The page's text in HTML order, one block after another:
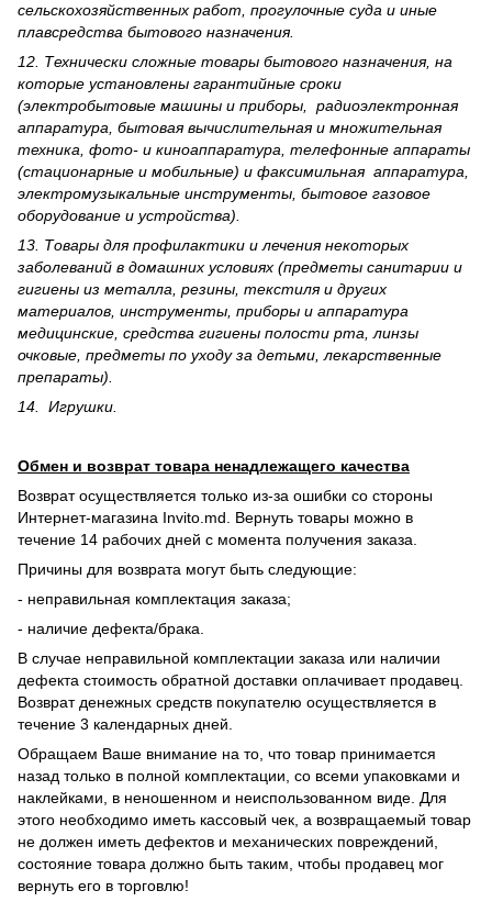
сельскохозяйственных работ, прогулочные суда и иные
плавсредства бытового назначения.
12. Технически сложные товары бытового назна­чения, на
которые установлены гарантийные сроки
(электробытовые машины и приборы, радиоэлектронная
аппаратура, бытовая вычислительная и множительная
техника, фото- и киноаппаратура, телефонные аппараты
(стационарные и мобильные) и факсимильная аппаратура,
электрому­зыкальные инструменты, бытовое газовое
оборудование и устройства).
13. Товары для профилактики и лечения некоторых
заболеваний в домашних условиях (предметы санитарии и
гигиены из металла, резины, текстиля и других
материалов, инструменты, приборы и аппаратура
медицинские, средства гигиены полости рта, линзы
очковые, предметы по уходу за детьми, лекарственные
препараты).
14. Игрушки.
Обмен и возврат товара ненадлежащего качества
Возврат осуществляется только из-за ошибки со стороны
Интернет-магазина Invito.md. Вернуть товары можно в
течение 14 рабочих дней с момента получения заказа.
Причины для возврата могут быть следующие:
- неправильная комплектация заказа;
- наличие дефекта/брака.
В случае неправильной комплектации заказа или наличии
дефекта стоимость обратной доставки оплачивает продавец.
Возврат денежных средств покупателю осуществляется в
течение 3 календарных дней.
Обращаем Ваше внимание на то, что товар принимается
назад только в полной комплектации, со всеми упаковками и
наклейками, в неношенном и неиспользованном виде. Для
этого необходимо иметь кассовый чек, а возвращаемый товар
не должен иметь дефектов и механических повреждений,
состояние товара должно быть таким, чтобы продавец мог
вернуть его в торговлю!